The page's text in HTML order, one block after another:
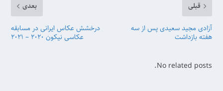
قبلی
آزادی مجید سعیدی پس از سه
هفته بازداشت
بعدی
درخشش عکاس ایرانی در مسابقه
عکاسی نیکون 2020 – 2021
No related posts.